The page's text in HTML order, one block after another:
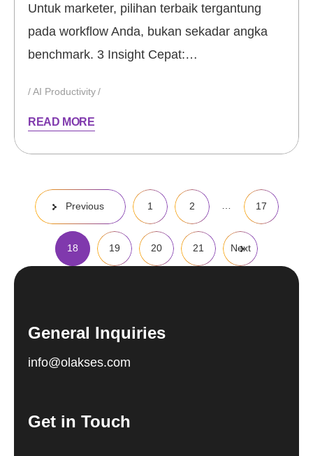
Untuk marketer, pilihan terbaik tergantung
pada workflow Anda, bukan sekadar angka
benchmark. 3 Insight Cepat:…
AI Productivity
READ MORE
Posts
pagination
Previous 1 2 17
18 19 20 21 Next
General Inquiries
info@olakses.com
Get in Touch